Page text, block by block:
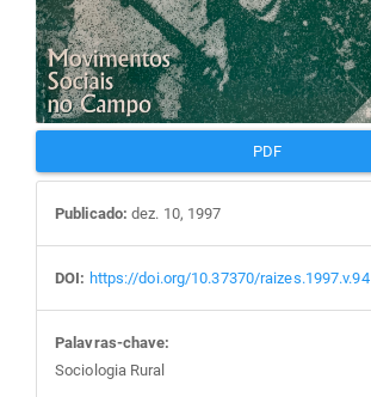
PDF
Publicado: dez. 10, 1997
DOI: https://doi.org/10.37370/raizes.1997.v.94
Palavras-chave:
Sociologia Rural